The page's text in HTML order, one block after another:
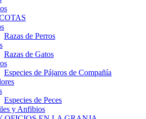
Razas de Perros
Razas de Gatos
Especies de Pájaros de Compañía
Especies de Peces
y Anfibios